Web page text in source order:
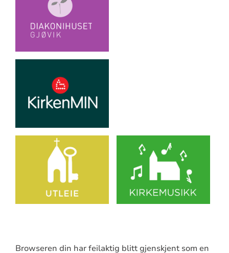
Browseren din har feilaktig blitt gjenskjent som en